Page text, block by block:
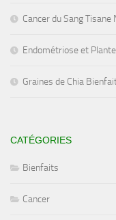
Cancer du Sang Tisane
Endométriose et
Graines de Chia
CATÉGORIES
Bienfaits
Cancer